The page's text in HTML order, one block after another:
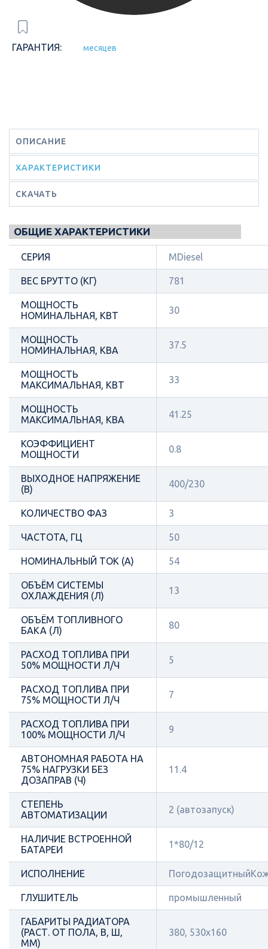
ГАРАНТИЯ: месяцев
ОПИСАНИЕ
ХАРАКТЕРИСТИКИ
СКАЧАТЬ
ОБЩИЕ ХАРАКТЕРИСТИКИ
СЕРИЯ MDiesel
ВЕС БРУТТО (КГ) 781
МОЩНОСТЬ
НОМИНАЛЬНАЯ, КВТ
30
МОЩНОСТЬ
НОМИНАЛЬНАЯ, КВА
37.5
МОЩНОСТЬ
МАКСИМАЛЬНАЯ, КВТ
33
МОЩНОСТЬ
МАКСИМАЛЬНАЯ, КВА
41.25
КОЭФФИЦИЕНТ
МОЩНОСТИ
0.8
ВЫХОДНОЕ НАПРЯЖЕНИЕ
(В)
400/230
КОЛИЧЕСТВО ФАЗ 3
ЧАСТОТА, ГЦ 50
НОМИНАЛЬНЫЙ ТОК (А) 54
ОБЪЁМ СИСТЕМЫ
ОХЛАЖДЕНИЯ (Л)
13
ОБЪЁМ ТОПЛИВНОГО
БАКА (Л)
80
РАСХОД ТОПЛИВА ПРИ
50% МОЩНОСТИ Л/Ч
5
РАСХОД ТОПЛИВА ПРИ
75% МОЩНОСТИ Л/Ч
7
РАСХОД ТОПЛИВА ПРИ
100% МОЩНОСТИ Л/Ч
9
АВТОНОМНАЯ РАБОТА НА
75% НАГРУЗКИ БЕЗ
ДОЗАПРАВ (Ч)
11.4
СТЕПЕНЬ
АВТОМАТИЗАЦИИ
2 (автозапуск)
НАЛИЧИЕ ВСТРОЕННОЙ
БАТАРЕИ
1*80/12
ИСПОЛНЕНИЕ
ГЛУШИТЕЛЬ промышленный
ГАБАРИТЫ РАДИАТОРА
(РАСТ. ОТ ПОЛА, В, Ш,
ММ)
380, 530х160